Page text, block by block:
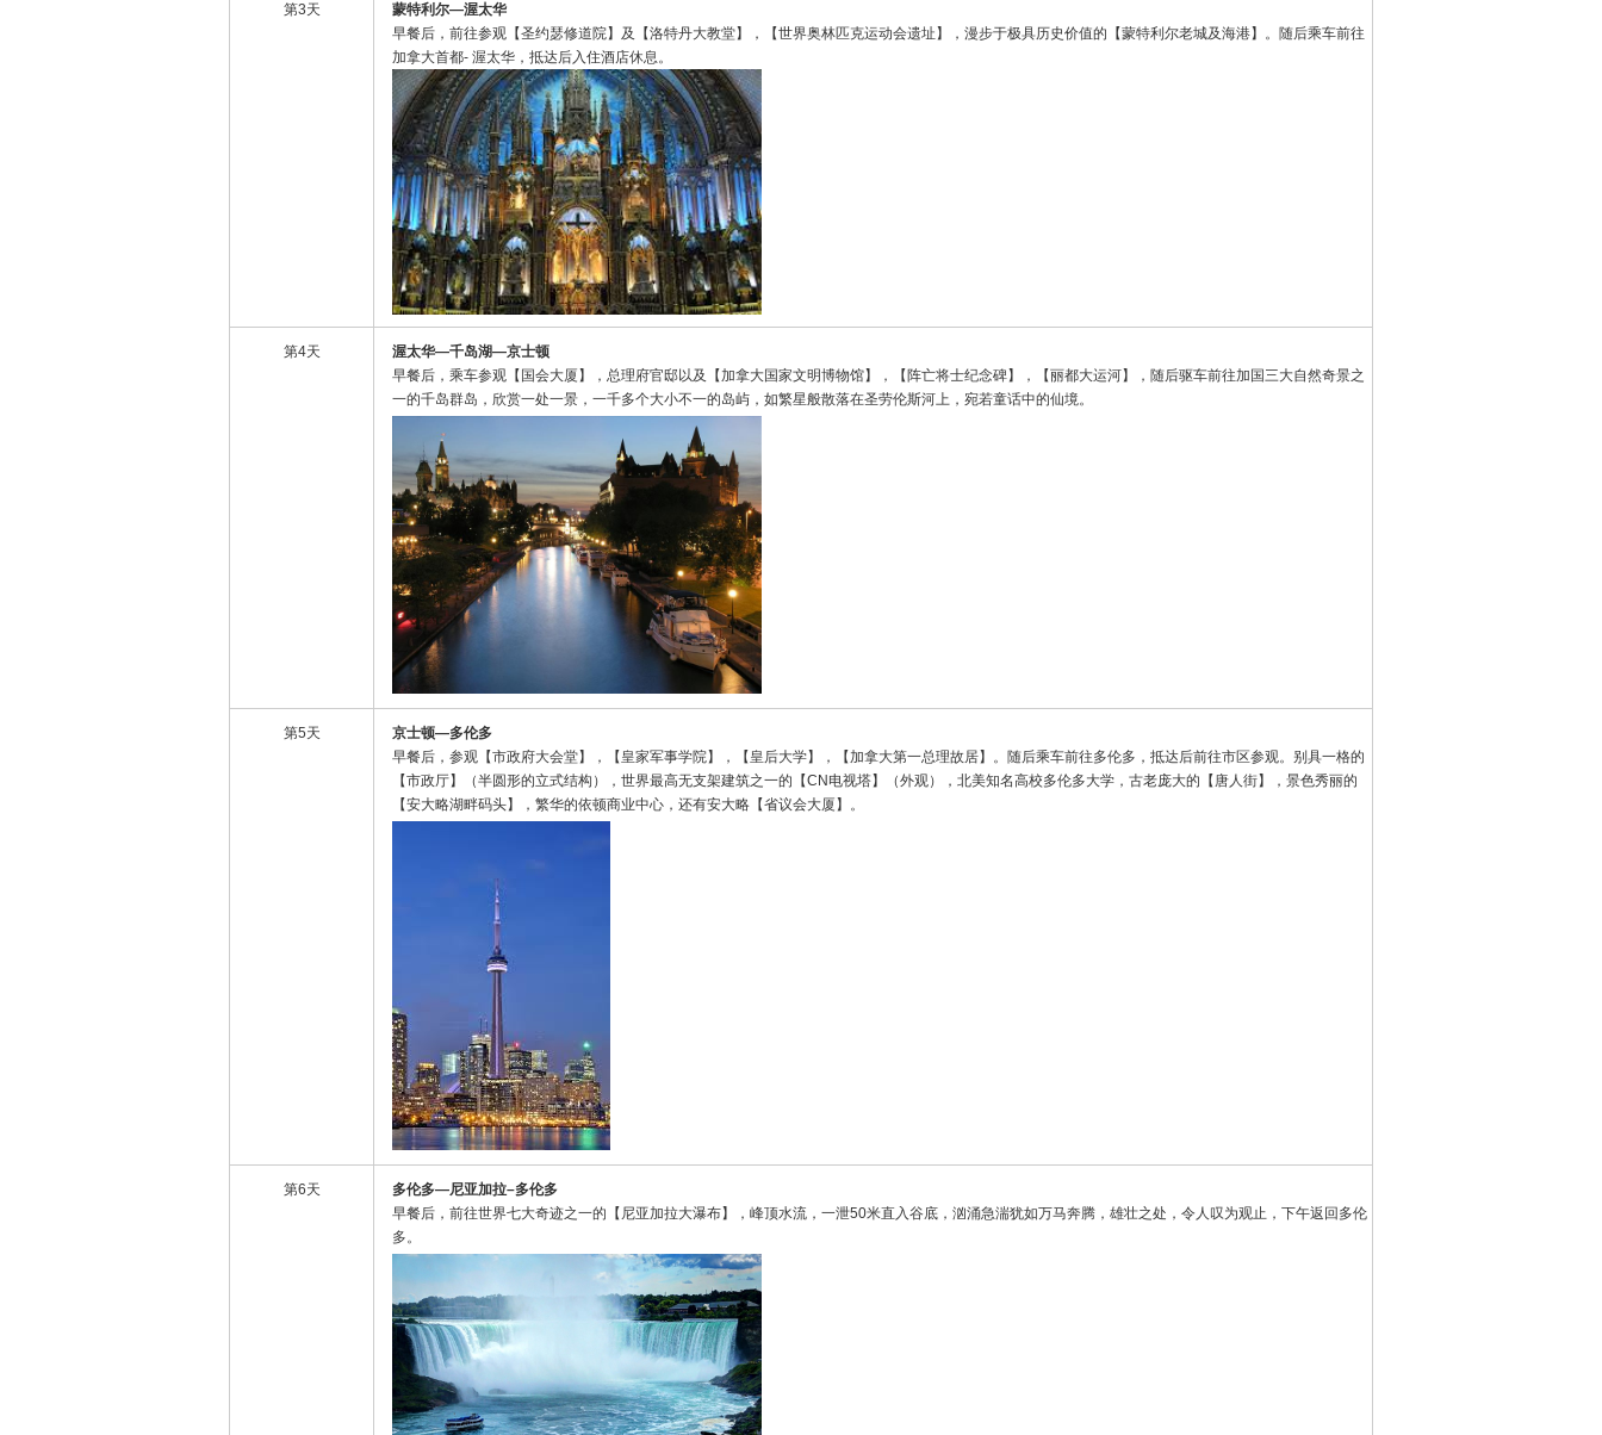
第3天 蒙特利尔—渥太华
早餐后，前往参观【圣约瑟修道院】及【洛特丹大教堂】，【世界奥林匹克运动会遗址】，漫步于极具历史价值的【蒙特利尔老城及海港】。随后乘车前往
加拿大首都- 渥太华，抵达后入住酒店休息。
第4天 渥太华—千岛湖—京士顿
早餐后，乘车参观【国会大厦】，总理府官邸以及【加拿大国家文明博物馆】，【阵亡将士纪念碑】，【丽都大运河】，随后驱车前往加国三大自然奇景之
一的千岛群岛，欣赏一处一景，一千多个大小不一的岛屿，如繁星般散落在圣劳伦斯河上，宛若童话中的仙境。
第5天 京士顿—多伦多
早餐后，参观【市政府大会堂】，【皇家军事学院】，【皇后大学】，【加拿大第一总理故居】。随后乘车前往多伦多，抵达后前往市区参观。别具一格的
【市政厅】（半圆形的立式结构），世界最高无支架建筑之一的【CN电视塔】（外观），北美知名高校多伦多大学，古老庞大的【唐人街】，景色秀丽的
【安大略湖畔码头】，繁华的依顿商业中心，还有安大略【省议会大厦】。
第6天 多伦多—尼亚加拉–多伦多
早餐后，前往世界七大奇迹之一的【尼亚加拉大瀑布】，峰顶水流，一泄50米直入谷底，汹涌急湍犹如万马奔腾，雄壮之处，令人叹为观止，下午返回多伦
多。